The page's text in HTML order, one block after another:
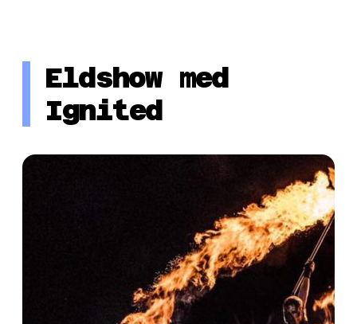
Eldshow med
Ignited